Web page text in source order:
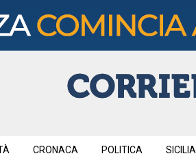
CRONACA POLITICA SICILIA